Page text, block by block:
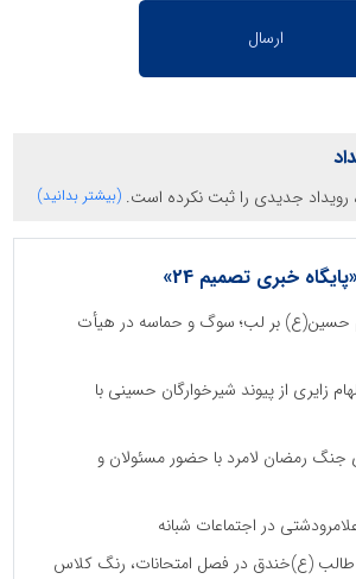
(بیشتر بدانید)
خبری تصمیم 24»
حسین(ع) بر لب؛ سوگ و حماسه در هیأت
زایری از پیوند شیرخوارگان حسینی با
جنگ رمضان لامرد با حضور مسئولان و
در اجتماعات شبانه
(ع)خندق در فصل امتحانات، رنگ کلاس